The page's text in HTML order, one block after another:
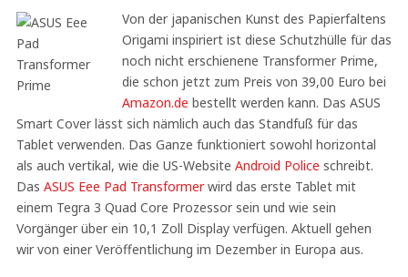
Von der japanischen Kunst des Papierfaltens
Origami inspiriert ist diese Schutzhülle für das
noch nicht erschienene Transformer Prime,
die schon jetzt zum Preis von 39,00 Euro bei
Amazon.de bestellt werden kann. Das ASUS
Smart Cover lässt sich nämlich auch das Standfuß für das
Tablet verwenden. Das Ganze funktioniert sowohl horizontal
als auch vertikal, wie die US-Website Android Police schreibt.
Das ASUS Eee Pad Transformerwird das erste Tablet mit
einem Tegra 3 Quad Core Prozessor sein und wie sein
Vorgänger über ein 10,1 Zoll Display verfügen. Aktuell gehen
wir von einer Veröffentlichung im Dezember in Europa aus.